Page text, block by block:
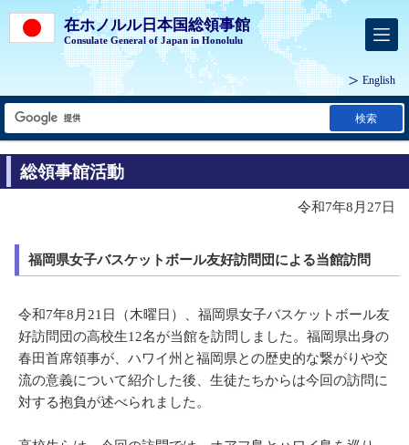
在ホノルル日本国総領事館
Consulate General of Japan in Honolulu
English
検索
総領事館活動
令和7年8月27日
福岡県女子バスケットボール友好訪問団による当館訪問
令和7年8月21日（木曜日）、福岡県女子バスケットボール友
好訪問団の高校生12名が当館を訪問しました。福岡県出身の
春田首席領事が、ハワイ州と福岡県との歴史的な繋がりや交
流の意義について紹介した後、生徒たちからは今回の訪問に
対する抱負が述べられました。